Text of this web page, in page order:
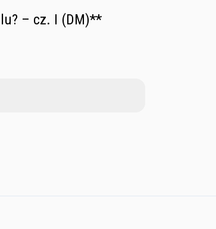
– cz. I (DM)**